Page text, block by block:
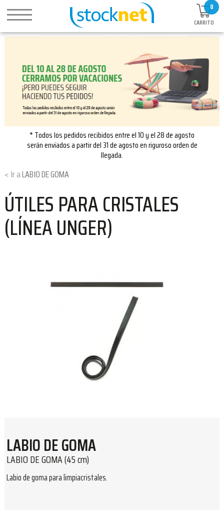
0
CARRITO
* Todos los pedidos recibidos entre el 10 y el 28 de agosto
serán enviados a partir del 31 de agosto en riguroso orden de
llegada.
LABIO DE GOMA
ÚTILES PARA CRISTALES
(LÍNEA UNGER)
LABIO DE GOMA
LABIO DE GOMA (45 cm)
Labio de goma para limpiacristales.